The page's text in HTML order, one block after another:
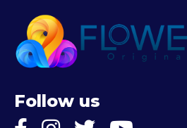
Follow us